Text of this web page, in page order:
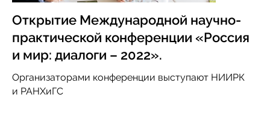
Открытие Международной научно-
практической конференции «Россия
и мир: диалоги – 2022».
Организаторами конференции выступают НИИРК
и РАНХиГС